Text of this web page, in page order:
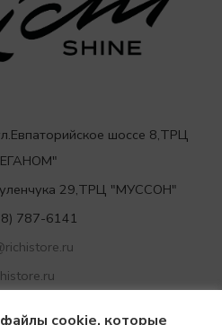
шоссе 8,ТРЦ
29,ТРЦ "МУССОН"
787-6141
файлы cookie, которые